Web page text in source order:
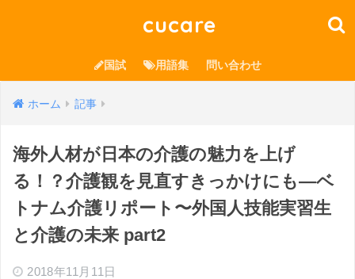
cucare
国試 用語集 問い合わせ
ホーム 記事
海外人材が日本の介護の魅力を上げ
る！？介護観を見直すきっかけにも―ベ
トナム介護リポート〜外国人技能実習生
と介護の未来 part2
2018年11月11日